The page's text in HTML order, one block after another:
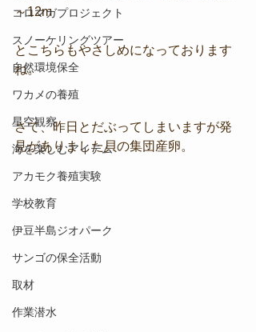
コロマガプロジェクト
スノーケリングツアー
自然環境保全
ワカメの養殖
星空観察
海を楽しむアイテム
アカモク養殖実験
学校教育
伊豆半島ジオパーク
サンゴの保全活動
取材
作業潜水
～12m
とこちらもやさしめになっております
ね。
さて、昨日とだぶってしまいますが発
見がありました貝の集団産卵。